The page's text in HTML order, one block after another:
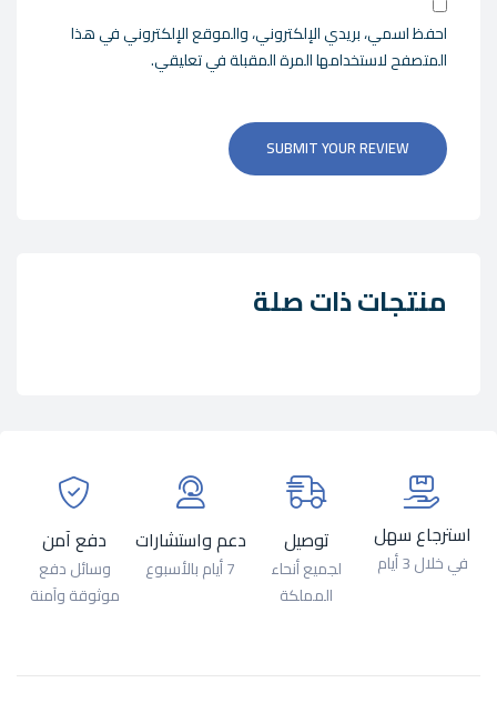
احفظ اسمي، بريدي الإلكتروني، والموقع الإلكتروني في هذا
المتصفح لاستخدامها المرة المقبلة في تعليقي.
SUBMIT YOUR REVIEW
منتجات ذات صلة
استرجاع سهل
في خلال 3 أيام
توصيل
لجميع أنحاء
المملكة
دعم واستشارات
7 أيام بالأسبوع
دفع آمن
وسائل دفع
موثوقة وآمنة